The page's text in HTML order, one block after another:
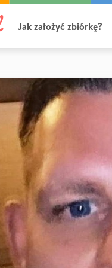
Jak założyć zbiórkę?